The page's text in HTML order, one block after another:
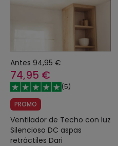
Antes 94,95 €
74,95 €
(5)
PROMO
Ventilador de Techo con luz
Silencioso DC aspas
retráctiles Dari